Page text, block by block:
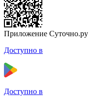
Приложение Суточно.ру
Доступно в
Доступно в